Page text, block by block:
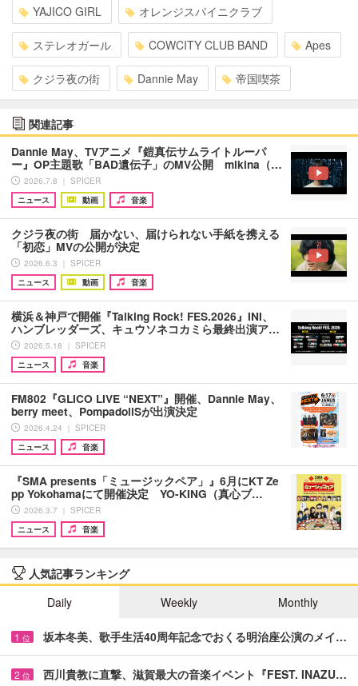
YAJICO GIRL オレンジスパイニクラブ
ステレオガール COWCITY CLUB BAND Apes
クジラ夜の街 Dannie May 帝国喫茶
関連記事
Dannie May、TVアニメ『鎧真伝サムライトルーパ
ー』OP主題歌「BAD遺伝子」のMV公開 mikina（…
2026.7.8 ｜ SPICER
ニュース
動画 音楽
クジラ夜の街 届かない、届けられない手紙を携える
「初恋」MVの公開が決定
2026.6.3 ｜ SPICER
ニュース
動画 音楽
横浜＆神戸で開催『Talking Rock! FES.2026』INI、
ハンブレッダーズ、キュウソネコカミら最終出演ア…
2026.5.18 ｜ SPICER
ニュース
音楽
FM802『GLICO LIVE “NEXT”』開催、Dannie May、
berry meet、PompadollSが出演決定
2026.4.24 ｜ SPICER
ニュース
音楽
『SMA presents「ミュージックペア」』6月にKT Ze
pp Yokohamaにて開催決定 YO-KING（真心ブ…
2026.3.7 ｜ SPICER
ニュース
音楽
人気記事ランキング
Daily
Weekly Monthly
1 位 坂本冬美、歌手生活40周年記念でおくる明治座公演のメイ…
2 位 西川貴教に直撃、滋賀最大の音楽イベント『FEST. INAZU…